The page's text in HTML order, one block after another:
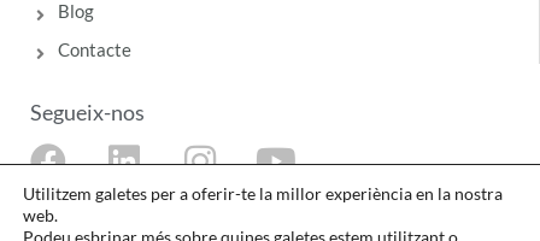
Blog
Contacte
Segueix-nos
F
a
L
i
I
n
Y
o
Utilitzem galetes per a oferir-te la millor experiència en la nostra
web.
Podeu esbrinar més sobre quines galetes estem utilitzant o